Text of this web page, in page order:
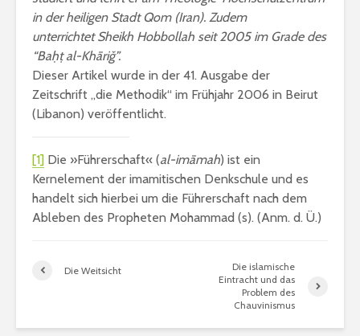
in der heiligen Stadt Qom (Iran). Zudem
unterrichtet Sheikh Hobbollah seit 2005 im Grade des
“Baḥṭ al-Khāriǧ”.
Dieser Artikel wurde in der 41. Ausgabe der
Zeitschrift „die Methodik“ im Frühjahr 2006 in Beirut
(Libanon) veröffentlicht.
[1] Die »Führerschaft« (al-imāmah) ist ein
Kernelement der imamitischen Denkschule und es
handelt sich hierbei um die Führerschaft nach dem
Ableben des Propheten Mohammad (s). (Anm. d. Ü.)
Die Weitsicht
Die islamische
Eintracht und das
Problem des
Chauvinismus